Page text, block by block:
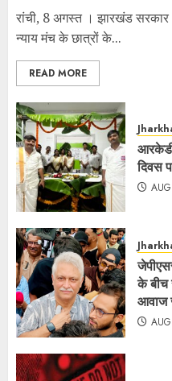
रांची, 8 अगस्त । झारखंड
न्याय मंच के छात्रों के...
READ MORE
दिवस
के बीच
आवाज